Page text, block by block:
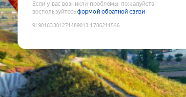
Если у вас возникли проблемы, пожалуйста,
воспользуйтесьформой обратной связи
9190163301271489013:1786211546